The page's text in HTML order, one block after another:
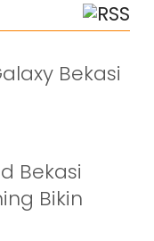
Bekasi
Bekasi
Bikin